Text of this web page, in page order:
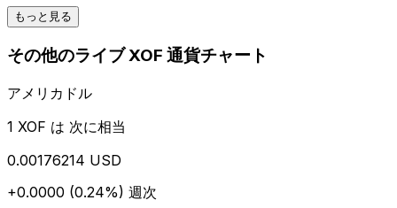
もっと見る
その他のライブ XOF 通貨チャート
アメリカドル
1 XOF は 次に相当
0.00176214 USD
+0.0000 (0.24%) 週次